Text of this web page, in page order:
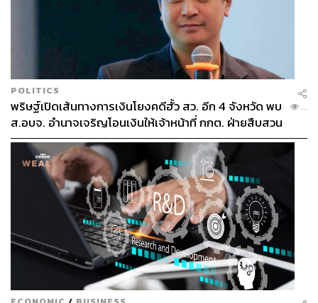
POLITICS
พริษฐ์เปิดเส้นทางการเงินโยงคดีฮั้ว สว. อีก 4 จังหวัด พบ
ส.อบจ. อำนาจเจริญโอนเงินให้เจ้าหน้าที่ กกต. ฝ่ายสืบสวน
...